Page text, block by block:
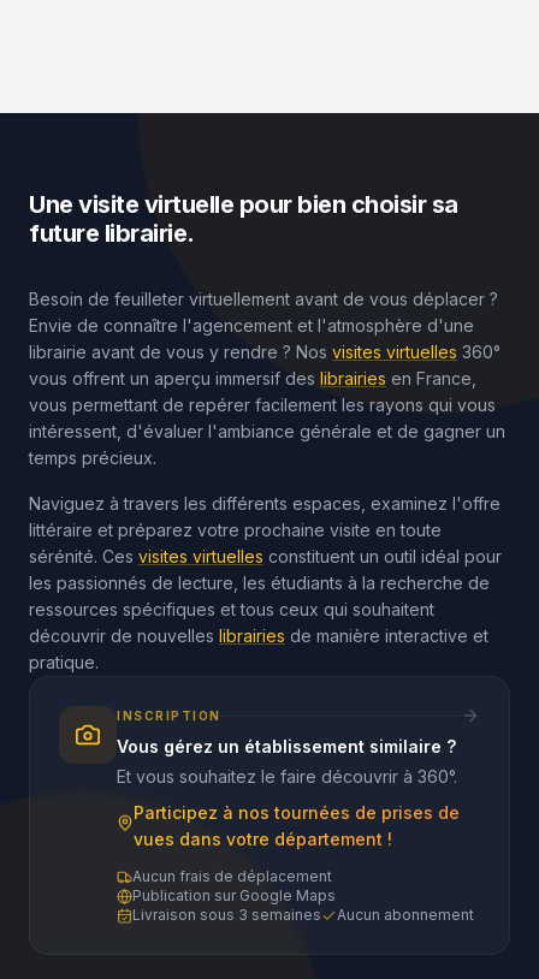
Une visite virtuelle pour bien choisir sa
future librairie.
Besoin de feuilleter virtuellement avant de vous déplacer ?
Envie de connaître l'agencement et l'atmosphère d'une
librairie avant de vous y rendre ? Nos visites virtuelles 360°
vous offrent un aperçu immersif des librairies en France,
vous permettant de repérer facilement les rayons qui vous
intéressent, d'évaluer l'ambiance générale et de gagner un
temps précieux.
Naviguez à travers les différents espaces, examinez l'offre
littéraire et préparez votre prochaine visite en toute
sérénité. Ces visites virtuelles constituent un outil idéal pour
les passionnés de lecture, les étudiants à la recherche de
ressources spécifiques et tous ceux qui souhaitent
découvrir de nouvelles librairies de manière interactive et
pratique.
INSCRIPTION
Vous gérez un établissement similaire ?
Et vous souhaitez le faire découvrir à 360°.
Participez à nos tournées de prises de
vues dans votre département !
Aucun frais de déplacement
Publication sur Google Maps
Livraison sous 3 semaines
Aucun abonnement